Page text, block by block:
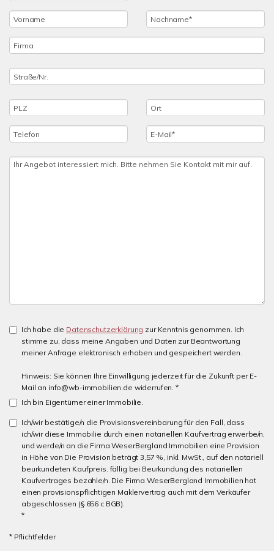
Ich habe die Datenschutzerklärung zur Kenntnis genommen. Ich
stimme zu, dass meine Angaben und Daten zur Beantwortung
meiner Anfrage elektronisch erhoben und gespeichert werden.
Hinweis: Sie können Ihre Einwilligung jederzeit für die Zukunft per E-
Mail an info@wb-immobilien.de widerrufen. *
Ich bin Eigentümer einer Immobilie.
Ich/wir bestätige/n die Provisionsvereinbarung für den Fall, dass
ich/wir diese Immobilie durch einen notariellen Kaufvertrag erwerbe/n,
und werde/n an die Firma WeserBergland Immobilien eine Provision
in Höhe von Die Provision beträgt 3,57 %, inkl. MwSt., auf den notariell
beurkundeten Kaufpreis. fällig bei Beurkundung des notariellen
Kaufvertrages bezahle/n. Die Firma WeserBergland Immobilien hat
einen provisionspflichtigen Maklervertrag auch mit dem Verkäufer
abgeschlossen (§ 656 c BGB).
*
* Pflichtfelder